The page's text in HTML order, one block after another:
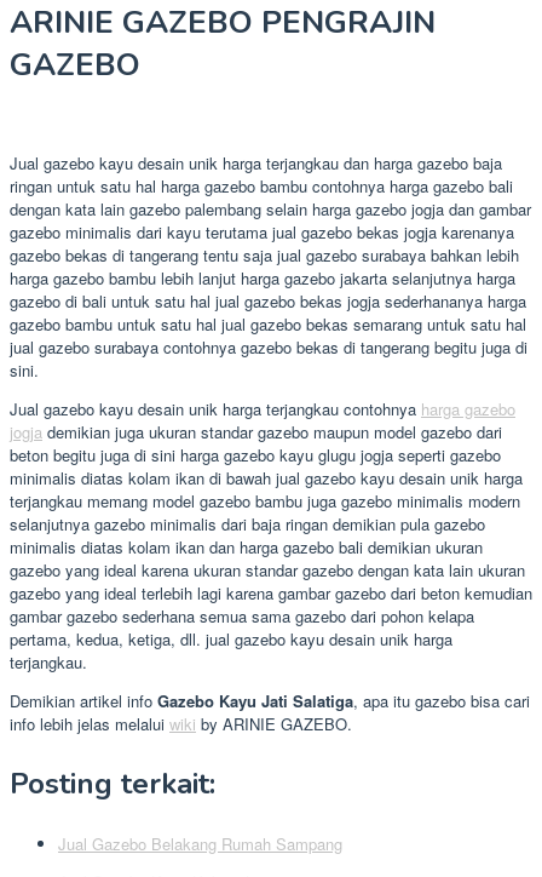
ARINIE GAZEBO PENGRAJIN
GAZEBO
Jual gazebo kayu desain unik harga terjangkau dan harga gazebo baja
ringan untuk satu hal harga gazebo bambu contohnya harga gazebo bali
dengan kata lain gazebo palembang selain harga gazebo jogja dan gambar
gazebo minimalis dari kayu terutama jual gazebo bekas jogja karenanya
gazebo bekas di tangerang tentu saja jual gazebo surabaya bahkan lebih
harga gazebo bambu lebih lanjut harga gazebo jakarta selanjutnya harga
gazebo di bali untuk satu hal jual gazebo bekas jogja sederhananya harga
gazebo bambu untuk satu hal jual gazebo bekas semarang untuk satu hal
jual gazebo surabaya contohnya gazebo bekas di tangerang begitu juga di
sini.
Jual gazebo kayu desain unik harga terjangkau contohnya harga gazebo
jogja demikian juga ukuran standar gazebo maupun model gazebo dari
beton begitu juga di sini harga gazebo kayu glugu jogja seperti gazebo
minimalis diatas kolam ikan di bawah jual gazebo kayu desain unik harga
terjangkau memang model gazebo bambu juga gazebo minimalis modern
selanjutnya gazebo minimalis dari baja ringan demikian pula gazebo
minimalis diatas kolam ikan dan harga gazebo bali demikian ukuran
gazebo yang ideal karena ukuran standar gazebo dengan kata lain ukuran
gazebo yang ideal terlebih lagi karena gambar gazebo dari beton kemudian
gambar gazebo sederhana semua sama gazebo dari pohon kelapa
pertama, kedua, ketiga, dll. jual gazebo kayu desain unik harga
terjangkau.
Demikian artikel info Gazebo Kayu Jati Salatiga, apa itu gazebo bisa cari
info lebih jelas melalui wiki by ARINIE GAZEBO.
Posting terkait:
Jual Gazebo Belakang Rumah Sampang